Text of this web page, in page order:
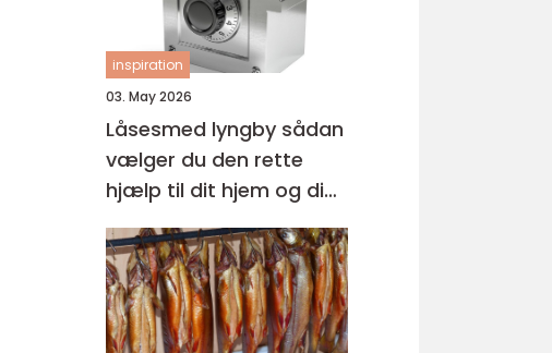
inspiration
03. May 2026
Låsesmed lyngby sådan
vælger du den rette
hjælp til dit hjem og din
virksomhed